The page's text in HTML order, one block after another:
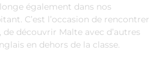
également dans nos
C’est l’occasion de rencontrer
découvrir Malte avec d’autres
en dehors de la classe.